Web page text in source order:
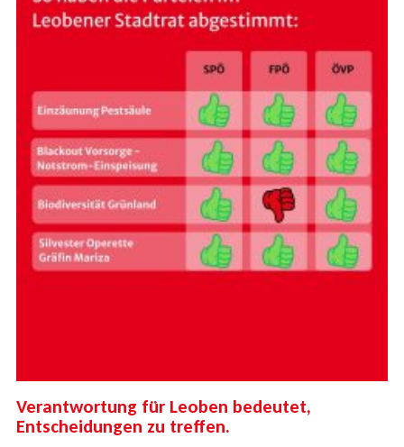
Verantwortung für Leoben bedeutet,
Entscheidungen zu treffen.